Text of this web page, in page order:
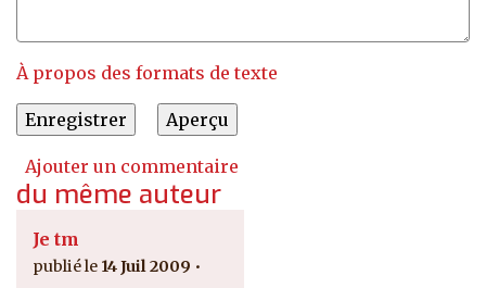
À propos des formats de texte
Ajouter un commentaire
du même auteur
Je tm
14 Juil 2009